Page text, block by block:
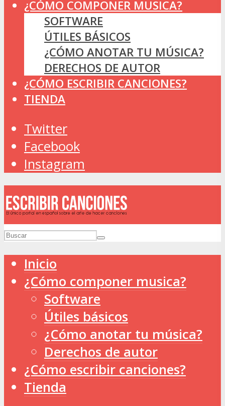
¿CÓMO COMPONER MUSICA?
SOFTWARE
ÚTILES BÁSICOS
¿CÓMO ANOTAR TU MÚSICA?
DERECHOS DE AUTOR
¿CÓMO ESCRIBIR CANCIONES?
TIENDA
Twitter
Facebook
Instagram
Inicio
¿Cómo componer musica?
Software
Útiles básicos
¿Cómo anotar tu música?
Derechos de autor
¿Cómo escribir canciones?
Tienda